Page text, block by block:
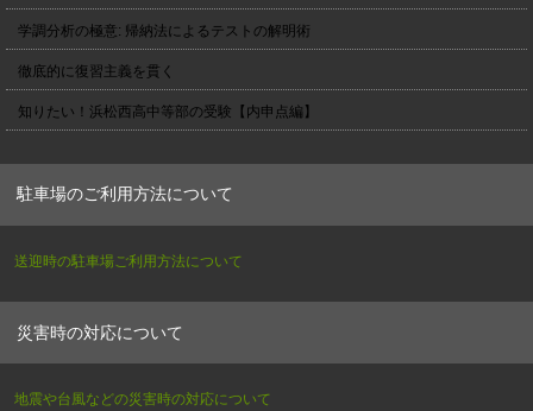
学調分析の極意: 帰納法によるテストの解明術
徹底的に復習主義を貫く
知りたい！浜松西高中等部の受験【内申点編】
駐車場のご利用方法について
送迎時の駐車場ご利用方法について
災害時の対応について
地震や台風などの災害時の対応について